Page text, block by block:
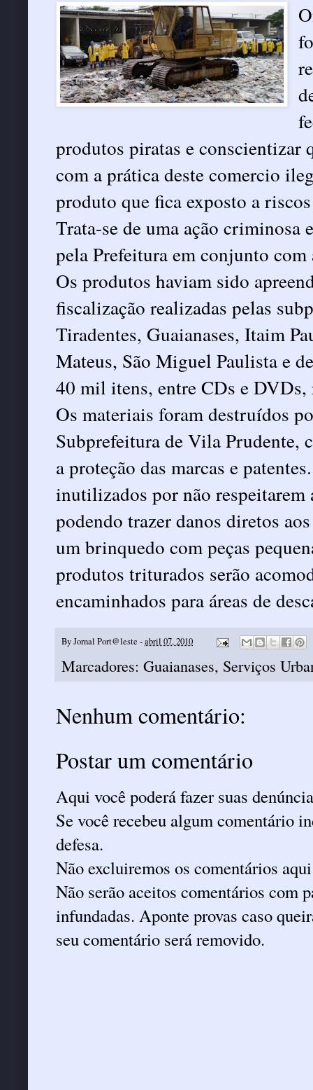
produtos piratas e conscientizar
com a prática deste comercio
produto que fica exposto a
Trata-se de uma ação
pela Prefeitura em conjunto com
Os produtos haviam sido
fiscalização realizadas pelas
Tiradentes, Guaianases, Itaim
Mateus, São Miguel Paulista e
40 mil itens, entre CDs e
Os materiais foram destruídos
Subprefeitura de Vila Prudente,
a proteção das marcas e
inutilizados por não respeitarem
podendo trazer danos diretos
um brinquedo com peças
produtos triturados serão
encaminhados para áreas de
ByJornal Port@leste -abril 07, 2010
Marcadores: Guaianases, Serviços
Nenhum comentário:
Postar um comentário
Aqui você poderá fazer suas
Se você recebeu algum comentário
defesa.
Não excluiremos os comentários
Não serão aceitos comentários com
infundadas. Aponte provas caso
seu comentário será removido.